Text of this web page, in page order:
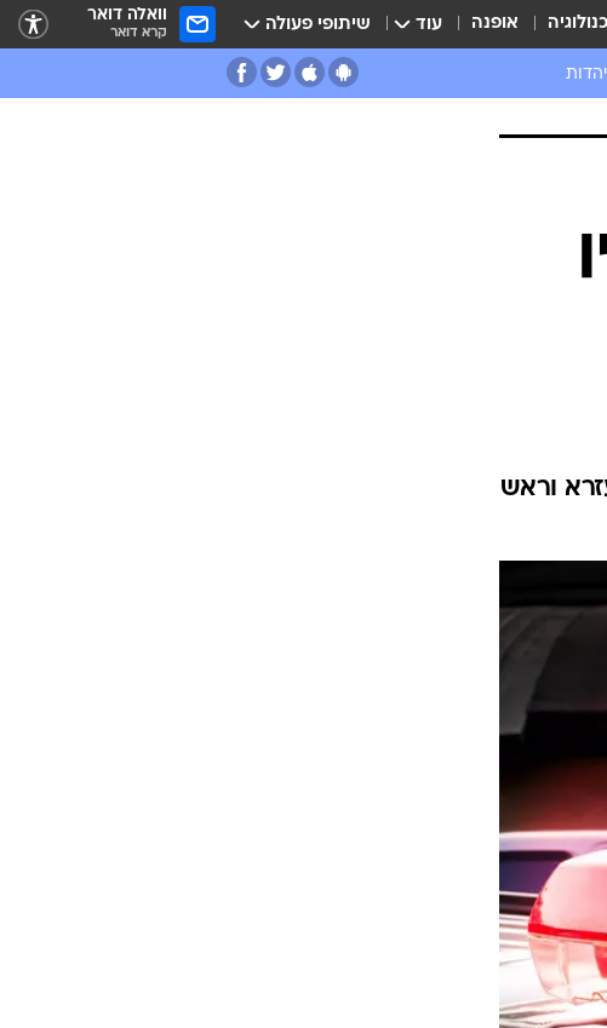
אופנה עוד שיתופי פעולה וואלה דואר
קרא דואר
וראש